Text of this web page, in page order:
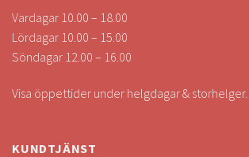
Vardagar 10.00 – 18.00
Lördagar 10.00 – 15.00
Söndagar 12.00 – 16.00
Visa öppettider under helgdagar & storhelger.
KUNDTJÄNST